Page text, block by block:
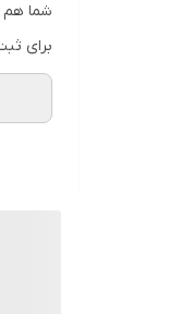
شما هم
برای